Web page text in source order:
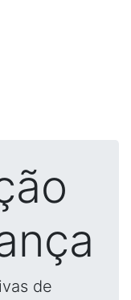
de